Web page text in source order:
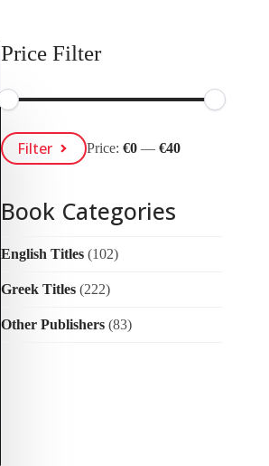
Price Filter
Min
Price
Max
PriceFilter Price: €0— €40
Book Categories
English Titles (102)
Greek Titles (222)
Other Publishers (83)